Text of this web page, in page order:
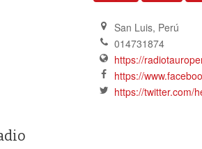
San Luis, Perú
014731874
https://
https://
https://twitter.com/